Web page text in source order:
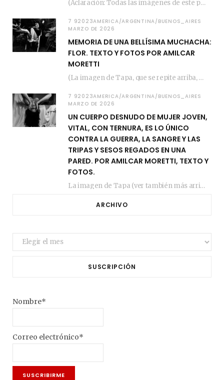
(Aclaración: Todas las imágenes de este posteo fueron tomadas de Bloghemia.com, y todos los…
7 92023AMERICA/ARGENTINA/BUENOS_AIRES
MARZO DE 2026
MEMORIA DE UNA BELLÍSIMA MUCHACHA:
FLOR. TEXTO Y FOTOS POR AMILCAR
MORETTI
(La imagen de Tapa, que se repite arriba, fue compuesta por Amilcar Moretti el viernes…
7 92023AMERICA/ARGENTINA/BUENOS_AIRES
MARZO DE 2026
UN CUERPO DESNUDO DE MUJER JOVEN,
VITAL, CON TERNURA, ES LO ÚNICO
CONTRA LA GUERRA, LA SANGRE Y LAS
TRIPAS Y SESOS REGADOS EN UNA
PARED. POR AMILCAR MORETTI, TEXTO Y
FOTOS.
La imagen de Tapa (ver también más arriba) fue compuesta en estos días de febrero…
ARCHIVO
Archivo
SUSCRIPCIÓN
Nombre*
Correo electrónico*